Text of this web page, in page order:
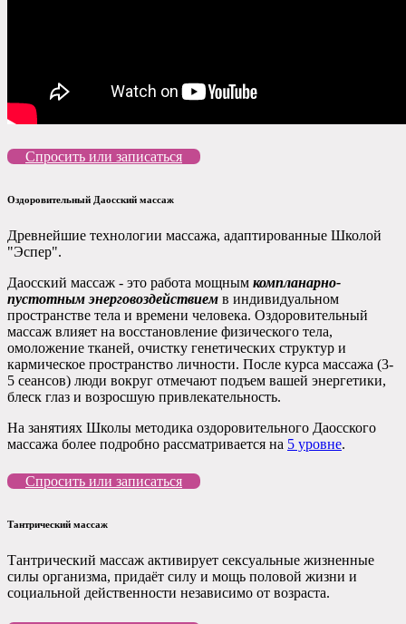
Спросить или записаться
Оздоровительный Даосский массаж
Древнейшие технологии массажа, адаптированные Школой
"Эспер".
Даосский массаж - это работа мощным компланарно-
пустотным энерговоздействием в индивидуальном
пространстве тела и времени человека. Оздоровительный
массаж влияет на восстановление физического тела,
омоложение тканей, очистку генетических структур и
кармическое пространство личности. После курса массажа (3-
5 сеансов) люди вокруг отмечают подъем вашей энергетики,
блеск глаз и возросшую привлекательность.
На занятиях Школы методика оздоровительного Даосского
массажа более подробно рассматривается на 5 уровне.
Спросить или записаться
Тантрический массаж
Тантрический массаж активирует сексуальные жизненные
силы организма, придаёт силу и мощь половой жизни и
социальной действенности независимо от возраста.